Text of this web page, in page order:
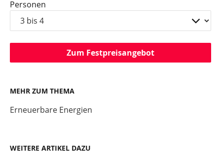
Personen
Zum Festpreisangebot
MEHR ZUM THEMA
Erneuerbare Energien
WEITERE ARTIKEL DAZU